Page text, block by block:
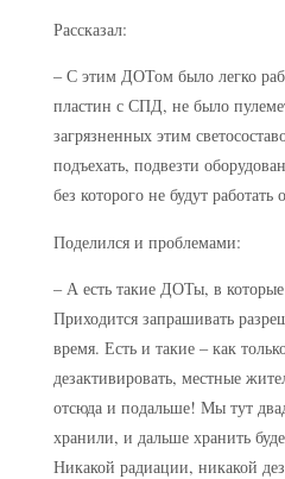
Рассказал:
– С этим ДОТом было легко
пластин с СПД, не было
загрязненных этим
подъехать, подвезти
без которого не будут
Поделился и проблемами:
– А есть такие ДОТы, в
Приходится запрашивать
время. Есть и такие – как
дезактивировать, местные
отсюда и подальше! Мы тут
хранили, и дальше хранить
Никакой радиации, никакой